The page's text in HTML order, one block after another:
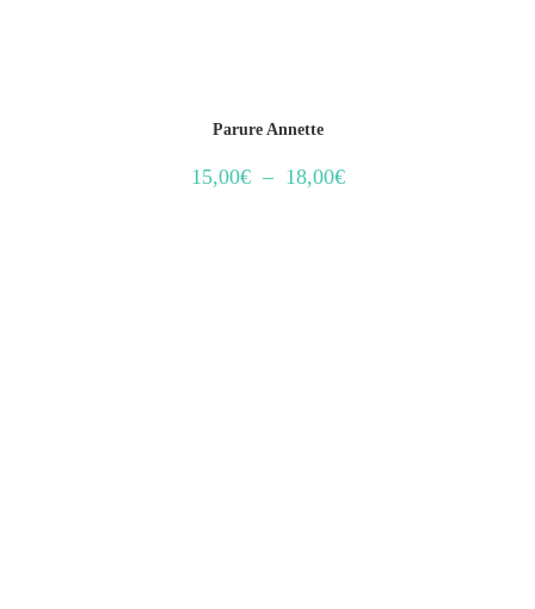
Parure Annette
15,00€ – 18,00€